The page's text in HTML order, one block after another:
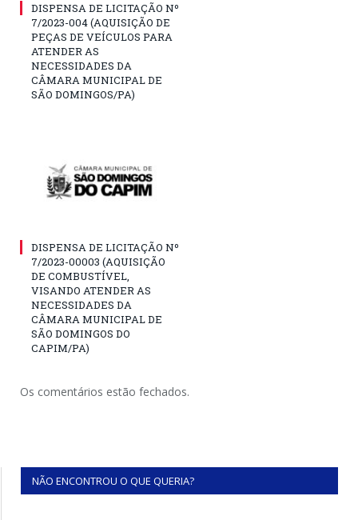
DISPENSA DE LICITAÇÃO Nº
7/2023-004 (AQUISIÇÃO DE
PEÇAS DE VEÍCULOS PARA
ATENDER AS
NECESSIDADES DA
CÂMARA MUNICIPAL DE
SÃO DOMINGOS/PA)
DISPENSA DE LICITAÇÃO Nº
7/2023-00003 (AQUISIÇÃO
DE COMBUSTÍVEL,
VISANDO ATENDER AS
NECESSIDADES DA
CÂMARA MUNICIPAL DE
SÃO DOMINGOS DO
CAPIM/PA)
Os comentários estão fechados.
NÃO ENCONTROU O QUE QUERIA?